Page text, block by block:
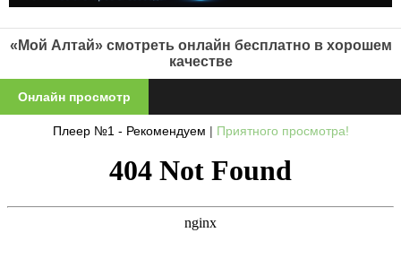
«Мой Алтай» смотреть онлайн бесплатно в хорошем
качестве
Онлайн просмотр
Плеер №1 - Рекомендуем | Приятного просмотра!